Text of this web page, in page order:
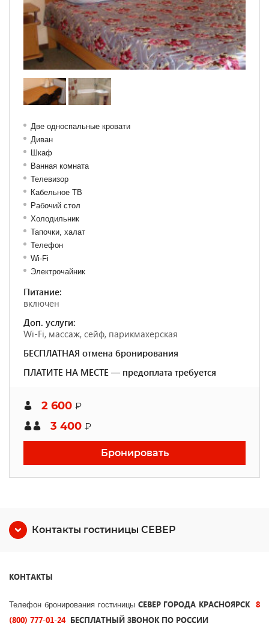
Две односпальные кровати
Диван
Шкаф
Ванная комната
Телевизор
Кабельное ТВ
Рабочий стол
Холодильник
Тапочки, халат
Телефон
Wi-Fi
Электрочайник
Питание:
включен
Доп. услуги:
Wi-Fi, массаж, сейф, парикмахерская
БЕСПЛАТНАЯ отмена бронирования
ПЛАТИТЕ НА МЕСТЕ — предоплата требуется
2 600 ₽
3 400 ₽
Бронировать
Контакты гостиницы СЕВЕР
КОНТАКТЫ
Телефон бронирования гостиницы СЕВЕР ГОРОДА КРАСНОЯРСК 8
(800) 777-01-24БЕСПЛАТНЫЙ ЗВОНОК ПО РОССИИ